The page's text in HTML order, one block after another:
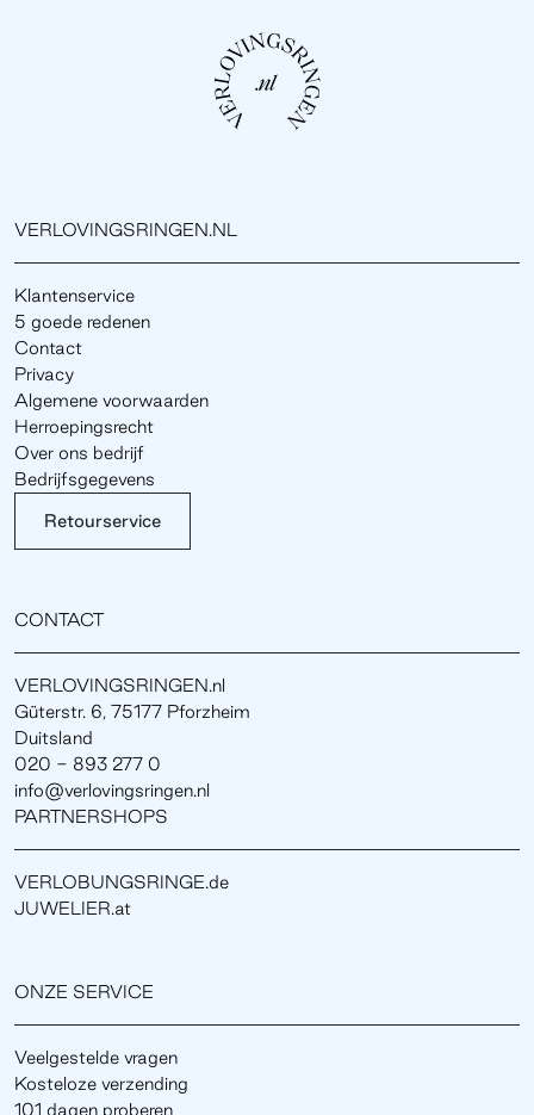
VERLOVINGSRINGEN.NL
Klantenservice
5 goede redenen
Contact
Privacy
Algemene voorwaarden
Herroepingsrecht
Over ons bedrijf
Bedrijfsgegevens
Retourservice
CONTACT
VERLOVINGSRINGEN.nl
Güterstr. 6, 75177 Pforzheim
Duitsland
020 - 893 277 0
info@verlovingsringen.nl
PARTNERSHOPS
VERLOBUNGSRINGE.de
JUWELIER.at
ONZE SERVICE
Veelgestelde vragen
Kosteloze verzending
101 dagen proberen